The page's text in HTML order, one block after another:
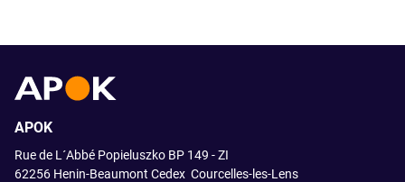
APOK
Rue de L´Abbé Popieluszko BP 149 - ZI
62256 Henin-Beaumont Cedex Courcelles-les-Lens